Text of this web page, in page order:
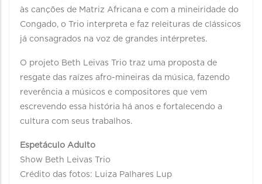
às canções de Matriz Africana e com a mineiridade do
Congado, o Trio interpreta e faz releituras de clássicos
já consagrados na voz de grandes intérpretes.
O projeto Beth Leivas Trio traz uma proposta de
resgate das raízes afro-mineiras da música, fazendo
reverência a músicos e compositores que vem
escrevendo essa história há anos e fortalecendo a
cultura com seus trabalhos.
Espetáculo Adulto
Show Beth Leivas Trio
Crédito das fotos: Luiza Palhares Lup